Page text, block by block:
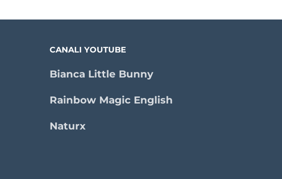
CANALI YOUTUBE
Bianca Little Bunny
Rainbow Magic English
Naturx